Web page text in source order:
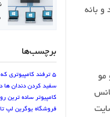
بانه
مو
برچسب‌ها
5 ترفند کامپیوتری که حتما به کارتان می آید
سفید کردن دندان ها
کامپیوتر ساده ترین
فروشگاه یوگرین